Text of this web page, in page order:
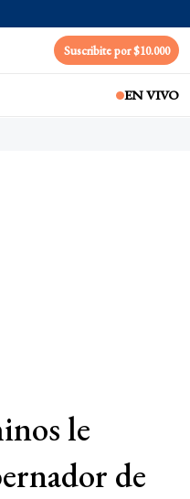
Suscribite por $10.000
EN VIVO
le
de